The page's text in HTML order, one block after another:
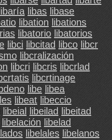
libaría libas libase
libation libations
libatorio libatorios
libci libcitad libco libcr
libcralización
libcri libcris libcrlad
libcrtinage
libe libea
libeat libeccio
libeial libeilad
libeitad
libelación libelad
libelales libelanos